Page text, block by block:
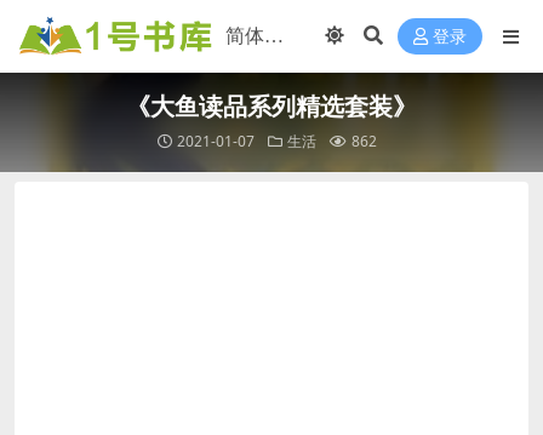
登录
《大鱼读品系列精选套装》
2021-01-07 生活 862